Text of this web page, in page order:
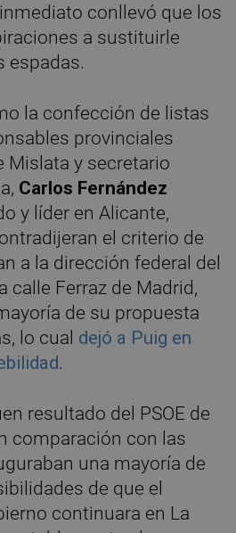
conllevó que los
a sustituirle
espadas.
la confección de listas
provinciales
Mislata y secretario
Carlos Fernández
y líder en Alicante,
el criterio de
a la dirección federal del
calle Ferraz de Madrid,
de su propuesta
lo cual dejó a Puig en
.
resultado del PSOE de
comparación con las
una mayoría de
de que el
continuara en La